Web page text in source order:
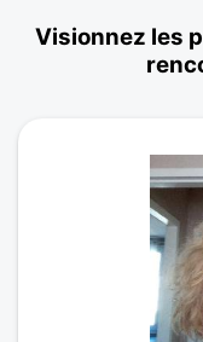
Visionnez les